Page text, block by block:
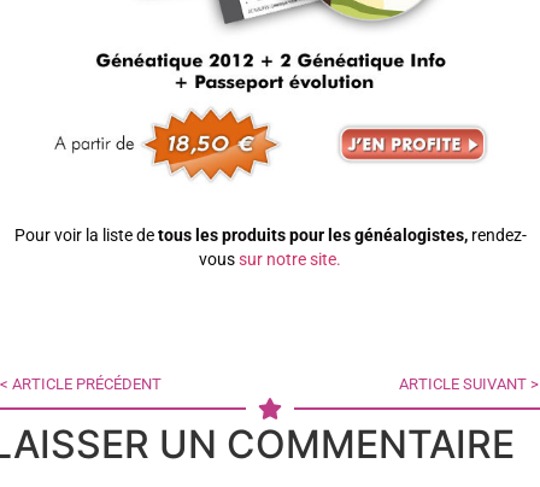
Pour voir la liste detous les produits pour les généalogistes,rendez-
voussur notre site.
< ARTICLE PRÉCÉDENT ARTICLE SUIVANT >
UN COMMENTAIRE